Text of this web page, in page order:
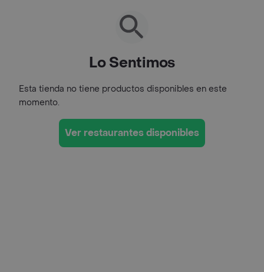
Lo Sentimos
Esta tienda no tiene productos disponibles en este
momento.
Ver restaurantes disponibles